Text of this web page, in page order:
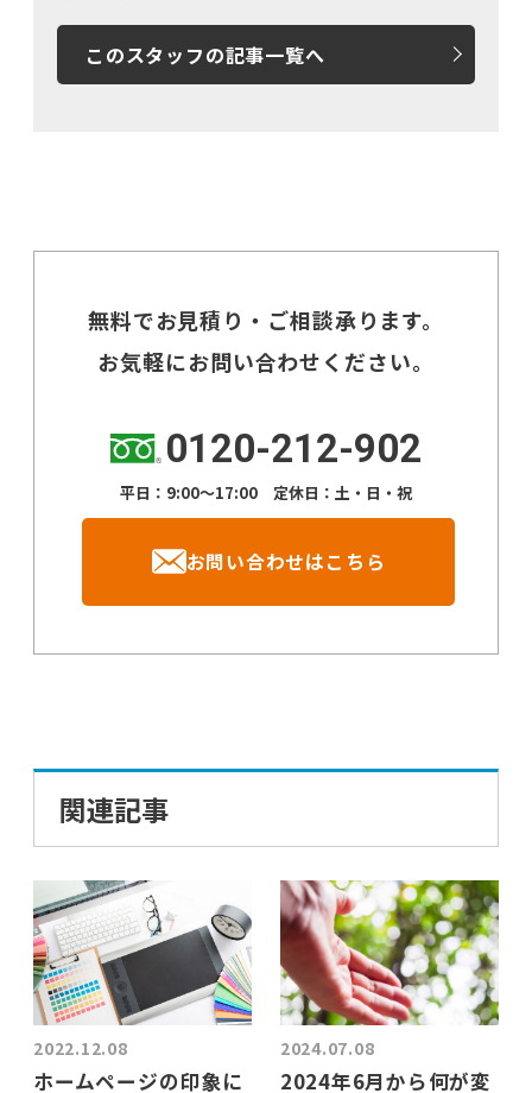
このスタッフの記事一覧へ
無料でお見積り・ご相談承ります。
お気軽にお問い合わせください。
0120-212-902
平日：9:00～17:00 定休日：土・日・祝
お問い合わせはこちら
関連記事
2022.12.08
ホームページの印象に
2024.07.08
2024年6月から何が変